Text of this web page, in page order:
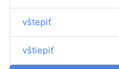
vštepiť
vštiepiť